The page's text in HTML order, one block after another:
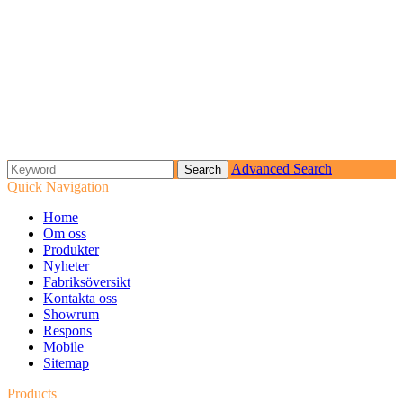
Advanced Search
Quick Navigation
Home
Om oss
Produkter
Nyheter
Fabriksöversikt
Kontakta oss
Showrum
Respons
Mobile
Sitemap
Products